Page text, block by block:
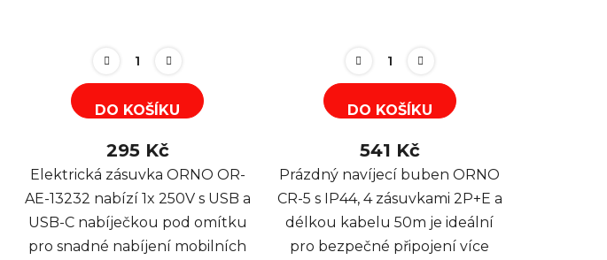
DO KOŠÍKU
295 Kč
Elektrická zásuvka ORNO OR-
AE-13232 nabízí 1x 250V s USB a
USB-C nabíječkou pod omítku
pro snadné nabíjení mobilních
DO KOŠÍKU
541 Kč
Prázdný navíjecí buben ORNO
CR-5 s IP44, 4 zásuvkami 2P+E a
délkou kabelu 50m je ideální
pro bezpečné připojení více